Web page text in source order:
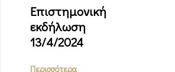
Επιστημονική
εκδήλωση
13/4/2024
Περισσότερα